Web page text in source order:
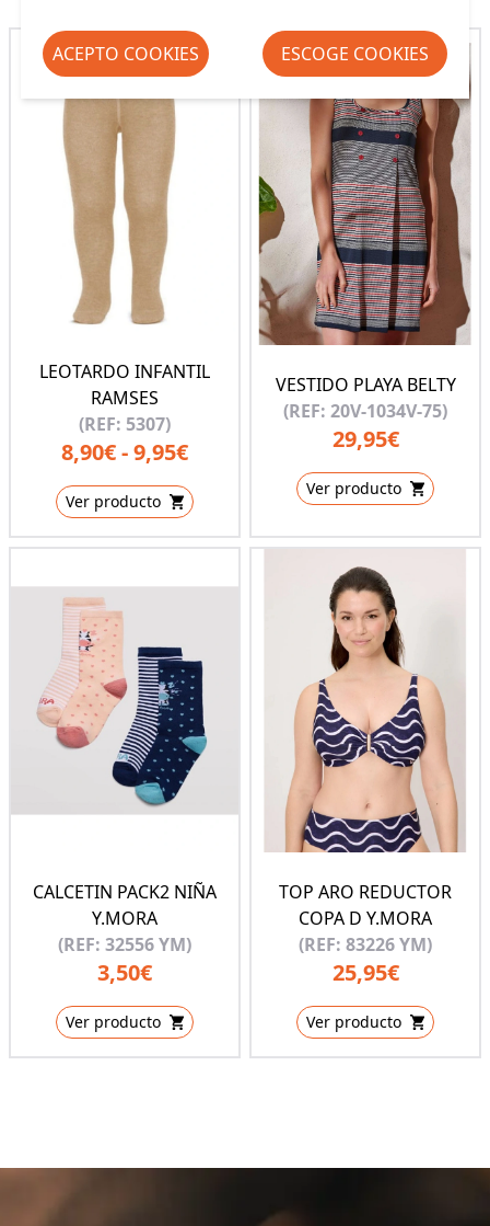
LEOTARDO INFANTIL
RAMSES
(REF: 5307)
8,90€ - 9,95€
Ver producto
VESTIDO PLAYA BELTY
(REF: 20V-1034V-75)
29,95€
Ver producto
CALCETIN PACK2 NIÑA
Y.MORA
(REF: 32556 YM)
3,50€
Ver producto
TOP ARO REDUCTOR
COPA D Y.MORA
(REF: 83226 YM)
25,95€
Ver producto
ACEPTO COOKIES ESCOGE COOKIES